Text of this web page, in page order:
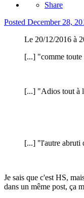
Share
Posted December 28,
Le 20/12/2016 à
[...] "comme
[...] "Adios tout à
[...] "l'autre
Je sais que c'est HS,
dans un même post, ça